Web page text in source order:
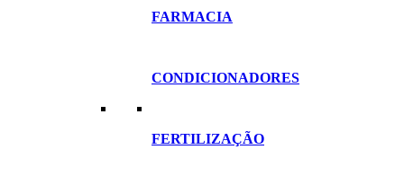
FARMACIA
CONDICIONADORES
FERTILIZAÇÃO